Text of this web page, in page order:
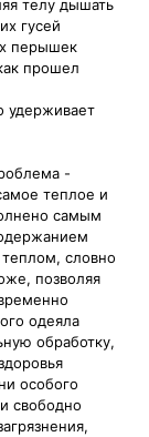
телу дышать
гусей
перышек
прошел
удерживает
-
теплое и
самым
словно
позволяя
одеяла
обработку,
особого
свободно